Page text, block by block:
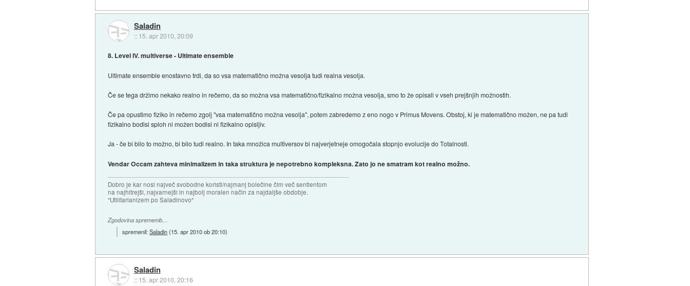
Saladin
:: 15. apr 2010, 20:09
8. Level IV. multiverse - Ultimate ensemble
Ultimate ensemble enostavno trdi, da so vsa matematično možna vesolja tudi realna vesolja.
Če se tega držimo nekako realno in rečemo, da so možna vsa matematično/fizikalno možna vesolja, smo to že opisali v vseh prejšnjih možnostih.
Če pa opustimo fiziko in rečemo zgolj "vsa matematično možna vesolja", potem zabredemo z eno nogo v Primus Movens. Obstoj, ki je matematično možen, ne pa tudi
fizikalno bodisi sploh ni možen bodisi ni fizikalno opisljiv.
Ja - če bi bilo to možno, bi bilo tudi realno. In taka množica multiversov bi najverjetneje omogočala stopnjo evolucije do Totalnosti.
Vendar Occam zahteva minimalizem in taka struktura je nepotrebno kompleksna. Zato jo ne smatram kot realno možno.
Dobro je kar nosi največ svobodne koristi/najmanj bolečine čim več sentientom
na najhitrejši, najvarnejši in najbolj moralen način za najdaljše obdobje.
"Utilitarianizem po Saladinovo"
Zgodovina sprememb…
spremenil:Saladin(15. apr 2010 ob 20:10)
Saladin
:: 15. apr 2010, 20:16